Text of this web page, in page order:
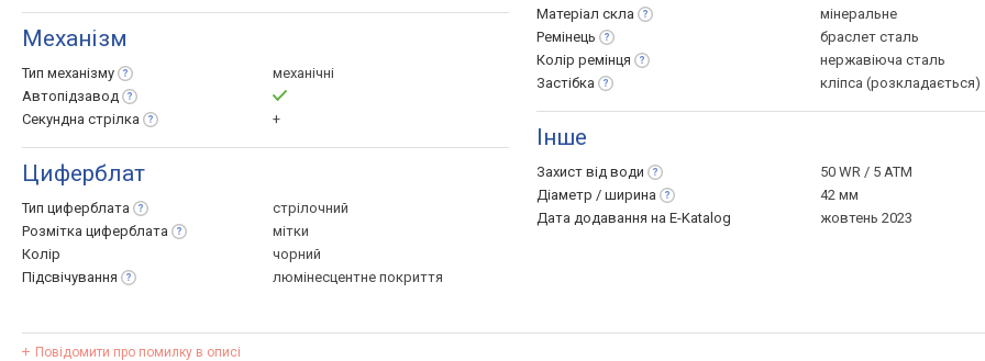
Механізм
Тип механізму
механічні
Автопідзавод
Секундна стрілка +
Циферблат
Тип циферблата
стрілочний
Розмітка циферблата
мітки
Колір
чорний
Підсвічування
люмінесцентне покриття
Матеріал скла
мінеральне
Ремінець
браслет сталь
Колір ремінця
нержавіюча сталь
Застібка
кліпса (розкладається)
Інше
Захист від води
50 WR / 5 ATM
Діаметр / ширина
42 мм
Дата додавання на E-Katalog
жовтень 2023
Повідомити про помилку в описі